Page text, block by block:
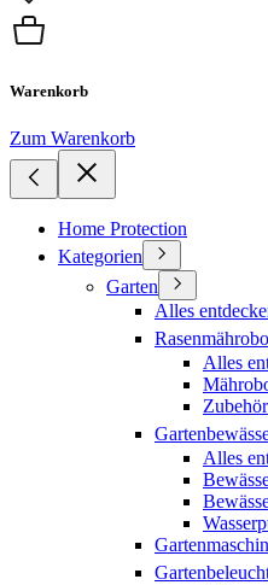
Warenkorb
Zum Warenkorb
Home Protection
Kategorien
Garten
Alles
Alles
Zubehör
Alles